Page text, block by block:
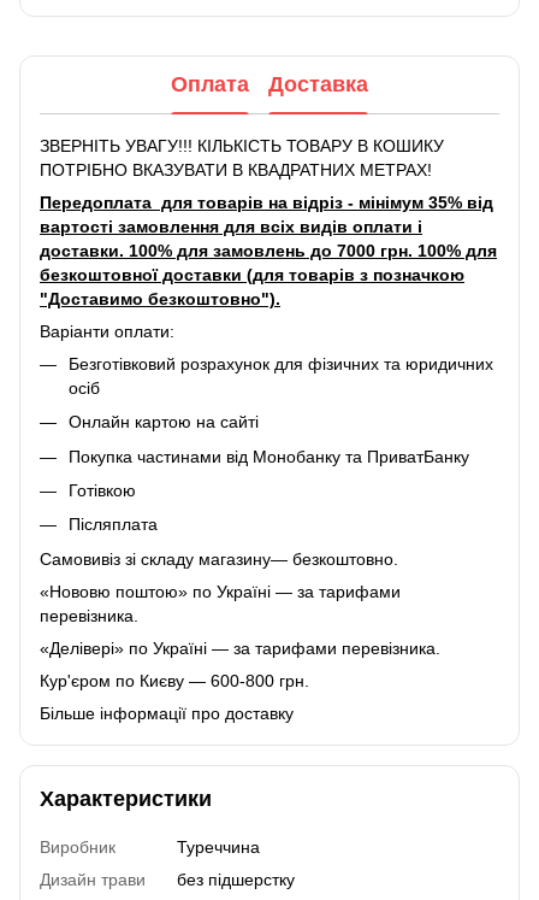
Оплата Доставка
ЗВЕРНІТЬ УВАГУ!!! КІЛЬКІСТЬ ТОВАРУ В КОШИКУ
ПОТРІБНО ВКАЗУВАТИ В КВАДРАТНИХ МЕТРАХ!
Передоплата для товарів на відріз - мінімум 35% від
вартості замовлення для всіх видів оплати і
доставки. 100% для замовлень до 7000 грн. 100% для
безкоштовної доставки (для товарів з позначкою
"Доставимо безкоштовно").
Варіанти оплати:
Безготівковий розрахунок для фізичних та юридичних
осіб
Онлайн картою на сайті
Покупка частинами від Монобанку та ПриватБанку
Готівкою
Післяплата
Самовивіз зі складу магазину— безкоштовно.
«Нововю поштою» по Україні — за тарифами
перевізника.
«Делівері» по Україні — за тарифами перевізника.
Кур'єром по Києву — 600-800 грн.
Більше інформації про доставку
Характеристики
Виробник
Туреччина
Дизайн трави
без підшерстку